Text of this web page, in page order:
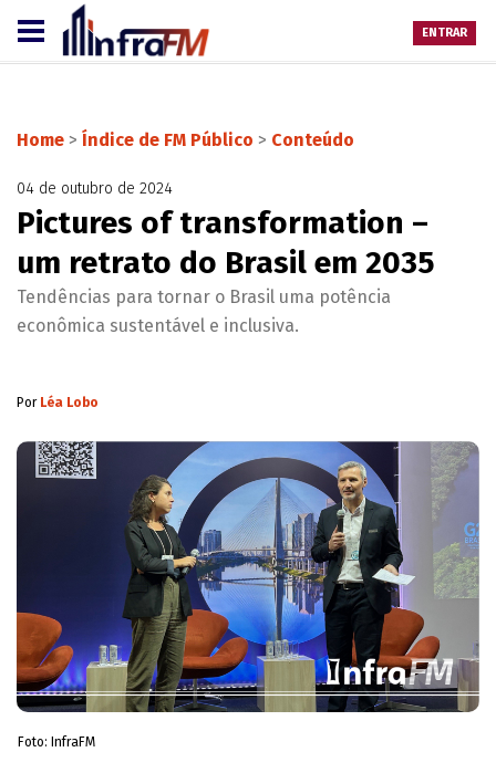
ENTRAR
Home > Índice de FM Público > Conteúdo
04 de outubro de 2024
Pictures of transformation –
um retrato do Brasil em 2035
Tendências para tornar o Brasil uma potência
econômica sustentável e inclusiva.
PorLéa Lobo
Foto: InfraFM